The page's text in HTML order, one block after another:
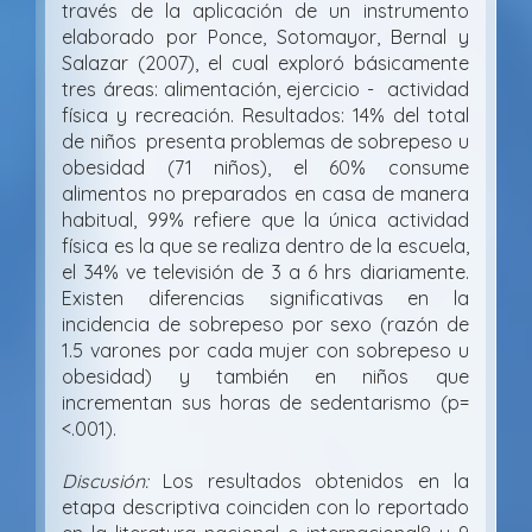
través de la aplicación de un instrumento
elaborado por Ponce, Sotomayor, Bernal y
Salazar (2007), el cual exploró básicamente
tres áreas: alimentación, ejercicio - actividad
física y recreación. Resultados: 14% del total
de niños presenta problemas de sobrepeso u
obesidad (71 niños), el 60% consume
alimentos no preparados en casa de manera
habitual, 99% refiere que la única actividad
física es la que se realiza dentro de la escuela,
el 34% ve televisión de 3 a 6 hrs diariamente.
Existen diferencias significativas en la
incidencia de sobrepeso por sexo (razón de
1.5 varones por cada mujer con sobrepeso u
obesidad) y también en niños que
incrementan sus horas de sedentarismo (p=
<.001).
Discusión:Los resultados obtenidos en la
etapa descriptiva coinciden con lo reportado